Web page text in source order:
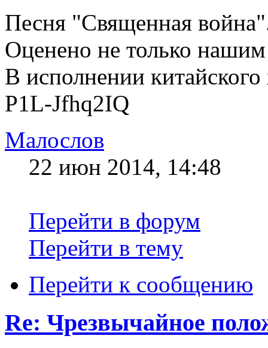
Песня "Священная
Оценено не только
В исполнении китайского
P1L-Jfhq2IQ
Малослов
22 июн 2014, 14:48
Перейти в форум
Перейти в тему
Перейти к сообщению
Re: Чрезвычайное